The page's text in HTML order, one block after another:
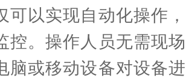
可以实现自动化操作
控。操作人员无需现
脑或移动设备对设备